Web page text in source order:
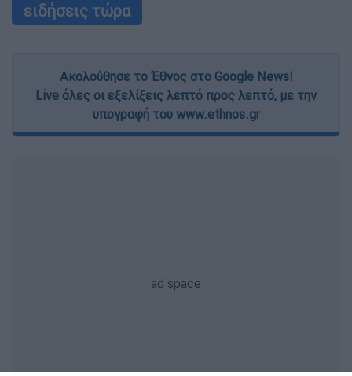
ειδήσεις τώρα
Ακολούθησε το Έθνος στο Google News!
Live όλες οι εξελίξεις λεπτό προς λεπτό, με την
υπογραφή του www.ethnos.gr